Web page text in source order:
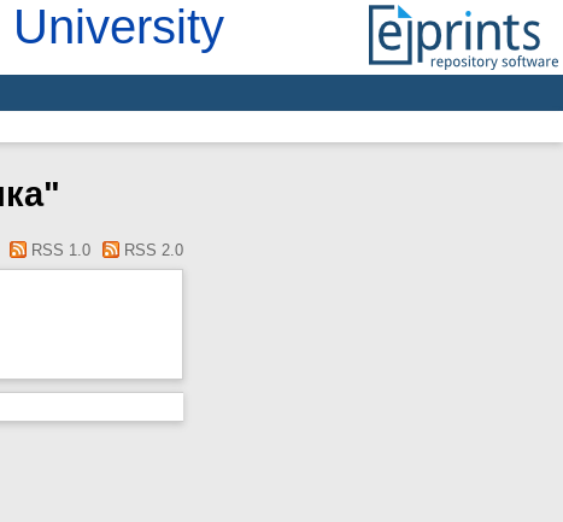
RSS 1.0 RSS 2.0